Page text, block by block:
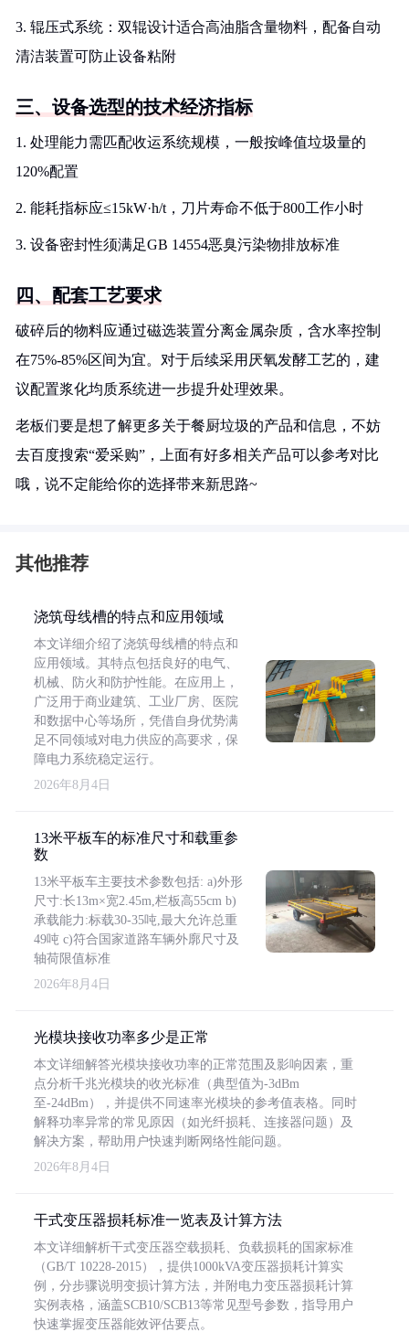
3. 辊压式系统：双辊设计适合高油脂含量物料，配备自动
清洁装置可防止设备粘附
三、设备选型的技术经济指标
1. 处理能力需匹配收运系统规模，一般按峰值垃圾量的
120%配置
2. 能耗指标应≤15kW·h/t，刀片寿命不低于800工作小时
3. 设备密封性须满足GB 14554恶臭污染物排放标准
四、配套工艺要求
破碎后的物料应通过磁选装置分离金属杂质，含水率控制
在75%-85%区间为宜。对于后续采用厌氧发酵工艺的，建
议配置浆化均质系统进一步提升处理效果。
老板们要是想了解更多关于餐厨垃圾的产品和信息，不妨
去百度搜索“爱采购”，上面有好多相关产品可以参考对比
哦，说不定能给你的选择带来新思路~
其他推荐
浇筑母线槽的特点和应用领域
本文详细介绍了浇筑母线槽的特点和
应用领域。其特点包括良好的电气、
机械、防火和防护性能。在应用上，
广泛用于商业建筑、工业厂房、医院
和数据中心等场所，凭借自身优势满
足不同领域对电力供应的高要求，保
障电力系统稳定运行。
2026年8月4日
13米平板车的标准尺寸和载重参
数
13米平板车主要技术参数包括: a)外形
尺寸:长13m×宽2.45m,栏板高55cm b)
承载能力:标载30-35吨,最大允许总重
49吨 c)符合国家道路车辆外廓尺寸及
轴荷限值标准
2026年8月4日
光模块接收功率多少是正常
本文详细解答光模块接收功率的正常范围及影响因素，重
点分析千兆光模块的收光标准（典型值为-3dBm
至-24dBm），并提供不同速率光模块的参考值表格。同时
解释功率异常的常见原因（如光纤损耗、连接器问题）及
解决方案，帮助用户快速判断网络性能问题。
2026年8月4日
干式变压器损耗标准一览表及计算方法
本文详细解析干式变压器空载损耗、负载损耗的国家标准
（GB/T 10228-2015），提供1000kVA变压器损耗计算实
例，分步骤说明变损计算方法，并附电力变压器损耗计算
实例表格，涵盖SCB10/SCB13等常见型号参数，指导用户
快速掌握变压器能效评估要点。